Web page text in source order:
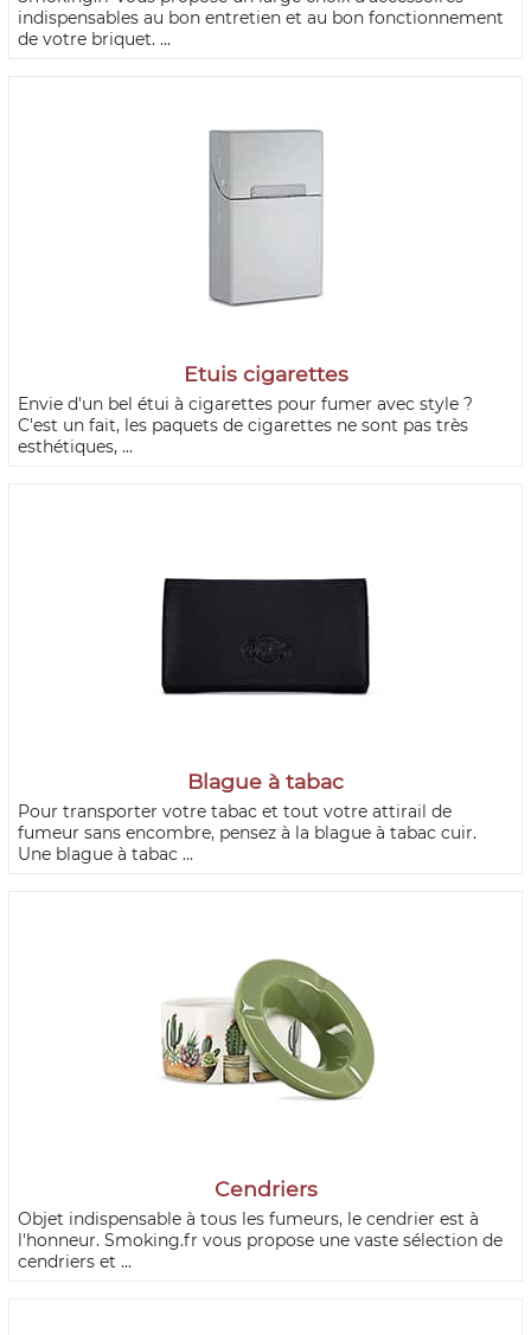
indispensables au bon entretien et au bon fonctionnement
de votre briquet. ...
Etuis cigarettes
Envie d'un bel étui à cigarettes pour fumer avec style ?
C'est un fait, les paquets de cigarettes ne sont pas très
esthétiques, ...
Blague à tabac
Pour transporter votre tabac et tout votre attirail de
fumeur sans encombre, pensez à la blague à tabac cuir.
Une blague à tabac ...
Cendriers
Objet indispensable à tous les fumeurs, le cendrier est à
l'honneur. Smoking.fr vous propose une vaste sélection de
cendriers et ...